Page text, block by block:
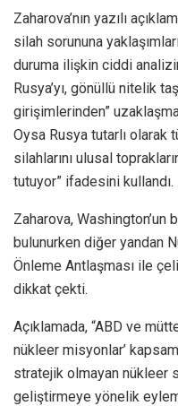
Zaharova’nın yazılı
silah sorununa
duruma ilişkin ciddi
Rusya’yı, gönüllü nitelik
girişimlerinden”
Oysa Rusya tutarlı olarak
silahlarını ulusal
tutuyor” ifadesini kullandı.
Zaharova,
bulunurken diğer yandan
Önleme Antlaşması ile
dikkat çekti.
Açıklamada, “ABD ve
nükleer misyonlar’
stratejik olmayan nükleer
geliştirmeye yönelik